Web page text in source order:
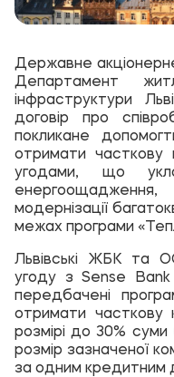
Державне
Департамент
інфраструктури
договір про
покликане
отримати часткову
угодами, що
модернізації
межах програми
Львівські ЖБК та
угоду з Sense Bank
передбачені
отримати
розмірі до 30%
розмір зазначеної
за одним кредитним